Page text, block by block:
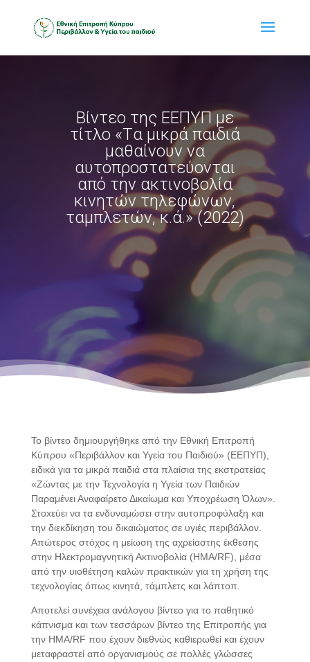
Bίντεο της ΕΕΠΥΠ με
τίτλο «Tα μικρά παιδιά
μαθαίνουν να
αυτοπροστατεύονται
από την ακτινοβολία
κινητών τηλεφώνων,
ταμπλετών, κ.ά.» (2022)
Το βίντεο δημιουργήθηκε από την Εθνική Επιτροπή
Κύπρου «Περιβάλλον και Υγεία του Παιδιού» (ΕΕΠΥΠ),
ειδικά για τα μικρά παιδιά στα πλαίσια της εκστρατείας
«Ζώντας με την Τεχνολογία η Υγεία των Παιδιών
Παραμένει Αναφαίρετο Δικαίωμα και Υποχρέωση Όλων».
Στοxεύει να τα ενδυναμώσει στην αυτοπροφύλαξη και
την διεκδίκηση του δικαιώματος σε υγιές περιβάλλον.
Απώτερος στόχος η μείωση της αχρείαστης έκθεσης
στην Ηλεκτρομαγνητική Ακτινοβολία (ΗΜΑ/RF), μέσα
από την υιοθέτηση καλών πρακτικών για τη χρήση της
τεχνολογίας όπως κινητά, τάμπλετς και λάπτοπ.
Αποτελεί συνέχεια ανάλογου βίντεο για το παθητικό
κάπνισμα και των τεσσάρων βίντεο της Επιτροπής για
την ΗΜΑ/RF που έχουν διεθνώς καθιερωθεί και έχουν
μεταφραστεί από οργανισμούς σε πολλές γλώσσες